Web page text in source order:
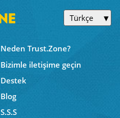
Türkçe
Neden Trust.Zone?
Bizimle iletişime geçin
Destek
Blog
S.S.S